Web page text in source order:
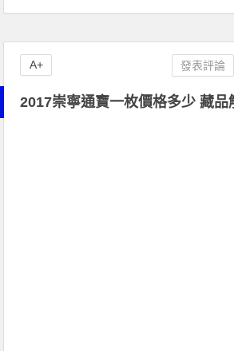
2017崇寧通寶一枚價格多少 藏品
發表評論
A+